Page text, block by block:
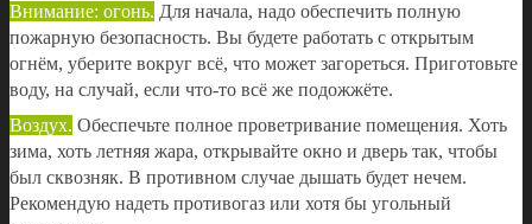
Внимание: огонь. Для начала, надо обеспечить полную
пожарную безопасность. Вы будете работать с открытым
огнём, уберите вокруг всё, что может загореться. Приготовьте
воду, на случай, если что-то всё же подожжёте.
Воздух. Обеспечьте полное проветривание помещения. Хоть
зима, хоть летняя жара, открывайте окно и дверь так, чтобы
был сквозняк. В противном случае дышать будет нечем.
Рекомендую надеть противогаз или хотя бы угольный